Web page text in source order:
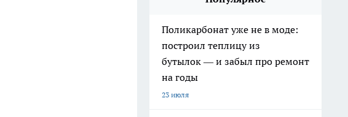
Поликарбонат уже не в моде:
построил теплицу из
бутылок — и забыл про ремонт
на годы
23 июля